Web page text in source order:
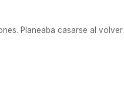
Planeaba casarse al volver.